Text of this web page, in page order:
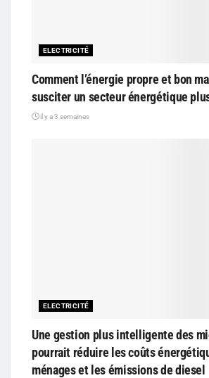
ELECTRICITÉ
Comment l’énergie propre et bon
susciter un secteur énergétique
il y a 3 semaines
ELECTRICITÉ
Une gestion plus intelligente des
pourrait réduire les coûts
ménages et les émissions de diesel